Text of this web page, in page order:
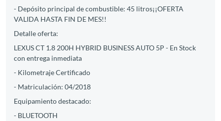
- Depósito principal de combustible: 45 litros¡¡OFERTA
VALIDA HASTA FIN DE MES!!
Detalle oferta:
LEXUS CT 1.8 200H HYBRID BUSINESS AUTO 5P - En Stock
con entrega inmediata
- Kilometraje Certificado
- Matriculación: 04/2018
Equipamiento destacado:
- BLUETOOTH